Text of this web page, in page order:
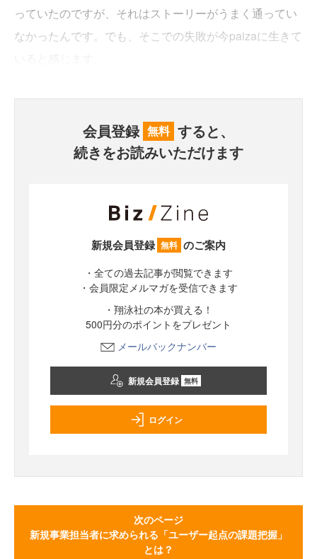
っていたのですが、それはストーリーがうまく通ってい
なかったんです。でも、そこでの失敗が今paizaに生きて
会員登録 無料 すると、
続きをお読みいただけます
新規会員登録 無料 のご案内
・全ての過去記事が閲覧できます
・会員限定メルマガを受信できます
・翔泳社の本が買える！
500円分のポイントをプレゼント
メールバックナンバー
新規会員登録 無料
ログイン
次のページ
新規事業担当者に求められる「ユーザー起点の課題把握」
とは？